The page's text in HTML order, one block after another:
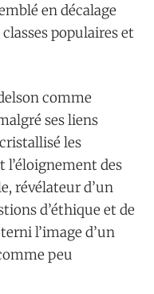
en décalage
populaires et
comme
ses liens
les
des
révélateur d’un
d’éthique et de
l’image d’un
peu